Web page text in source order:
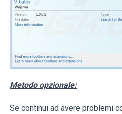
Metodo opzionale:
Se continui ad avere problemi